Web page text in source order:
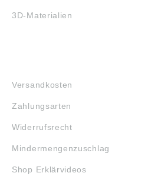
3D-Materialien
Versandkosten
Zahlungsarten
Widerrufsrecht
Mindermengenzuschlag
Shop Erklärvideos